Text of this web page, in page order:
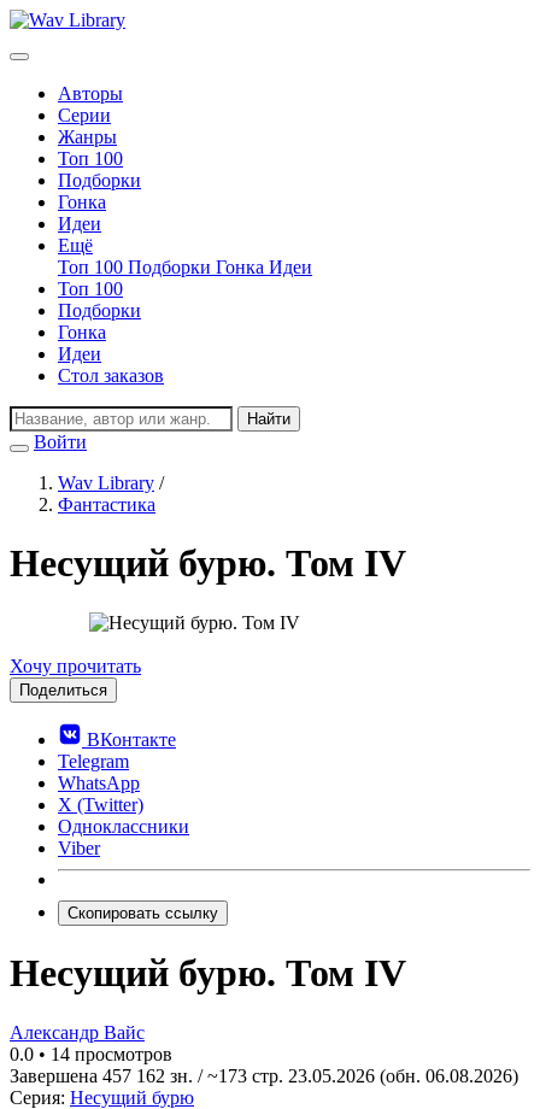
Авторы
Серии
Жанры
Топ 100
Подборки
Гонка
Идеи
Ещё
Топ 100 Подборки Гонка Идеи
Топ 100
Подборки
Гонка
Идеи
Стол заказов
Найти
Войти
Wav Library /
Фантастика
Несущий бурю. Том IV
Хочу прочитать
Поделиться
ВКонтакте
Telegram
WhatsApp
X (Twitter)
Одноклассники
Viber
Скопировать ссылку
Несущий бурю. Том IV
Александр Вайс
0.0 • 14 просмотров
Завершена 457 162 зн. / ~173 стр. 23.05.2026 (обн. 06.08.2026)
Серия: Несущий бурю